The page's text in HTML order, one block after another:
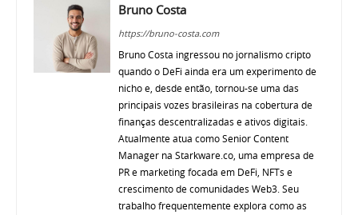
Bruno Costa
https://bruno-costa.com
Bruno Costa ingressou no jornalismo cripto
quando o DeFi ainda era um experimento de
nicho e, desde então, tornou-se uma das
principais vozes brasileiras na cobertura de
finanças descentralizadas e ativos digitais.
Atualmente atua como Senior Content
Manager na Starkware.co, uma empresa de
PR e marketing focada em DeFi, NFTs e
crescimento de comunidades Web3. Seu
trabalho frequentemente explora como as